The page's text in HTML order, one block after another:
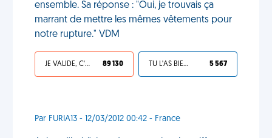
ensemble. Sa réponse : "Oui, je trouvais ça
marrant de mettre les mêmes vêtements pour
notre rupture." VDM
JE VALIDE, C'EST UNE VDM 89 130 TU L'AS BIEN MÉRITÉ 5 567
Par FURIA13 - 12/03/2012 00:42 - France